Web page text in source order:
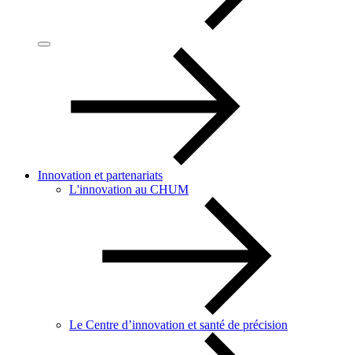
Innovation et partenariats
L'innovation au CHUM
Le Centre d’innovation et santé de précision